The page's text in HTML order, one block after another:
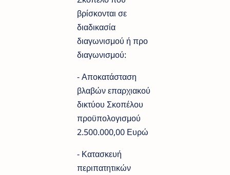
βρίσκονται σε
διαδικασία
διαγωνισμού ή προ
διαγωνισμού:
- Αποκατάσταση
βλαβών επαρχιακού
δικτύου Σκοπέλου
προϋπολογισμού
2.500.000,00 Ευρώ
- Κατασκευή
περιπατητικών